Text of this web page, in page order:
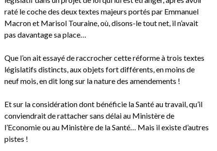
raté le coche des deux textes majeurs portés par Emmanuel
Macron et Marisol Touraine, où, disons-le tout net, il n’avait
pas davantage sa place…
Que l’on ait essayé de raccrocher cette réforme à trois textes
législatifs distincts, aux objets fort différents, en moins de
neuf mois, en dit long sur la nature des amendements !
Et sur la considération dont bénéficie la Santé au travail, qu’il
conviendrait de rattacher sans délai au Ministère de
l’Economie ou au Ministère de la Santé… Mais il existe d’autres
pistes !